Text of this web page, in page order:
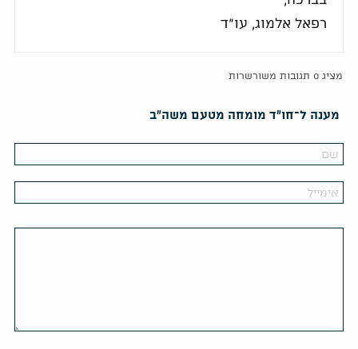
רפאל אלמוג, עו"ד
מציג 0 תגובות משורשרות
מענה ל־חו"ד מומחה מטעם משה"ב